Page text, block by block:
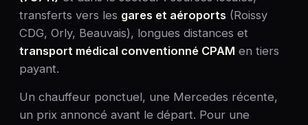
transferts vers les gares et aéroports (Roissy
CDG, Orly, Beauvais), longues distances et
transport médical conventionné CPAM en tiers
payant.
Un chauffeur ponctuel, une Mercedes récente,
un prix annoncé avant le départ. Pour une